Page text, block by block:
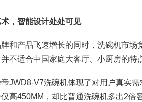
，智能设计处处可见
和产品飞速增长的同时，洗碗机市
不适合中国家庭大客厅、小厨房的特
JWD8-V7洗碗机体现了对用户真实
高450MM，却比普通洗碗机多出2倍